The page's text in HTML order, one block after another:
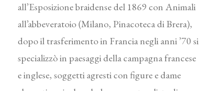
all’Esposizione braidense del 1869 con Animali
all’abbeveratoio (Milano, Pinacoteca di Brera),
dopo il trasferimento in Francia negli anni ’70 si
specializzò in paesaggi della campagna francese
e inglese, soggetti agresti con figure e dame